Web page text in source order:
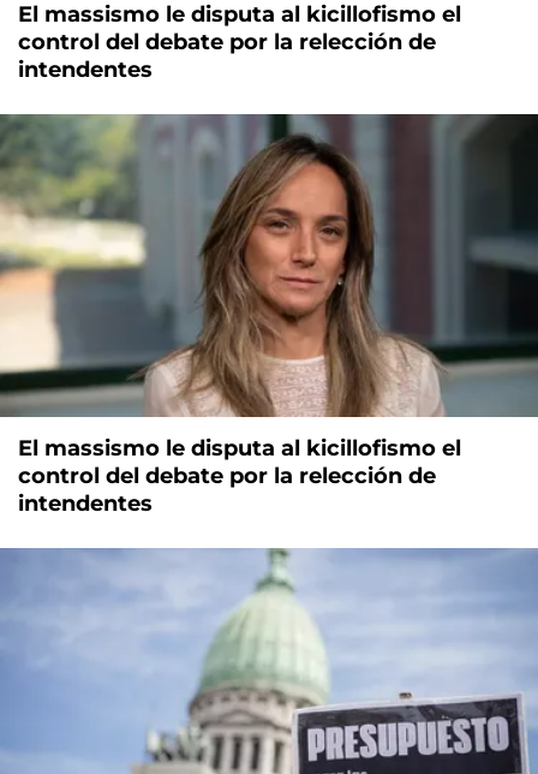
El massismo le disputa al kicillofismo el
control del debate por la relección de
intendentes
El massismo le disputa al kicillofismo el
control del debate por la relección de
intendentes